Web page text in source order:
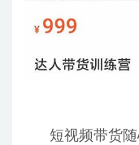
短视频带货